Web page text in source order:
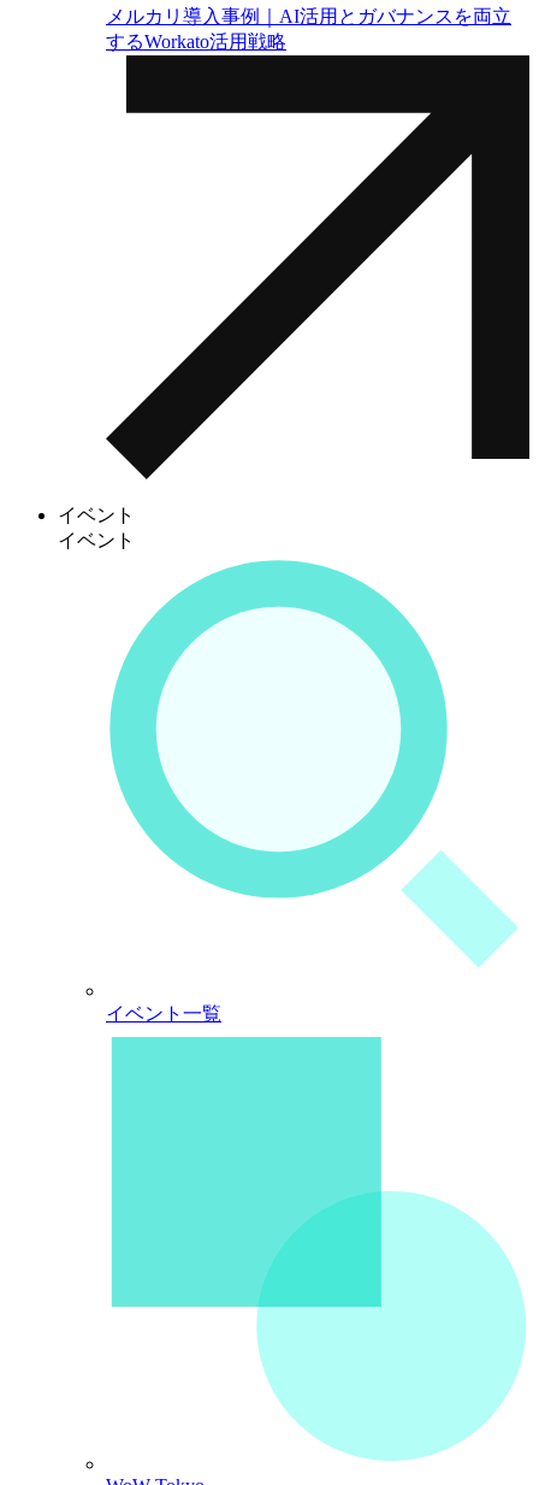
メルカリ導入事例｜AI活用とガバナンスを両立
するWorkato活用戦略
イベント
イベント
イベント一覧